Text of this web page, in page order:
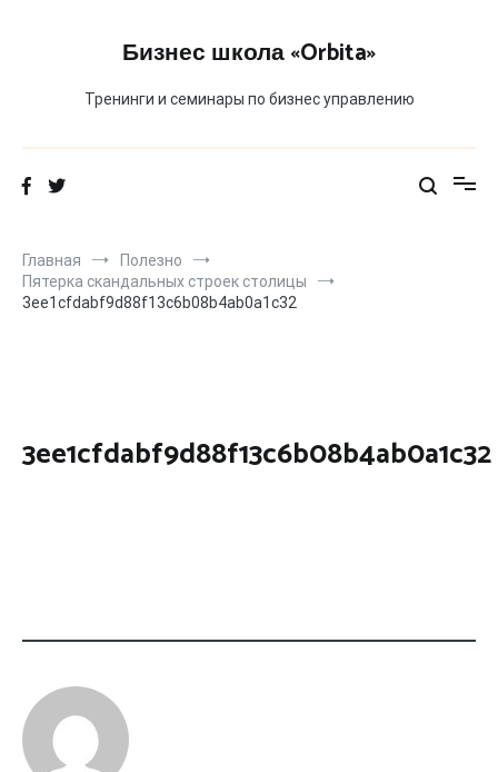
Бизнес школа «Orbita»
Тренинги и семинары по бизнес управлению
Главная
Полезно
Пятерка скандальных строек столицы
3ee1cfdabf9d88f13c6b08b4ab0a1c32
3ee1cfdabf9d88f13c6b08b4ab0a1c32